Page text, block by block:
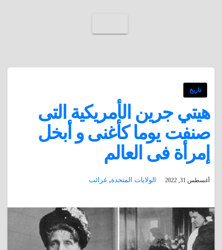
تاريخ
هيتي جرين الأمريكية التى
صنفت يوما كأغنى و أبخل
إمرأة فى العالم
أغسطس 31, 2022 الولايات المتحدة, غرائب